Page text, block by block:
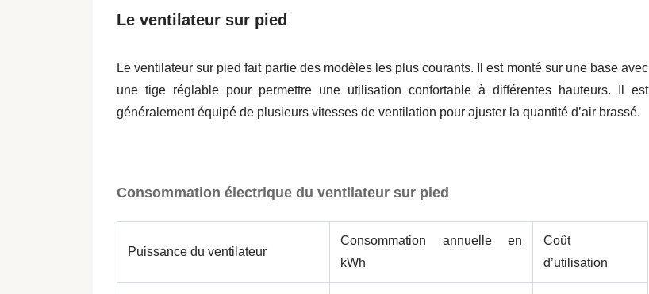
Le ventilateur sur pied
Le ventilateur sur pied fait partie des modèles les plus courants. Il est monté sur une base avec
une tige réglable pour permettre une utilisation confortable à différentes hauteurs. Il est
généralement équipé de plusieurs vitesses de ventilation pour ajuster la quantité d’air brassé.
Consommation électrique du ventilateur sur pied
Puissance du ventilateur
Consommation annuelle en
kWh
Coût
d’utilisation